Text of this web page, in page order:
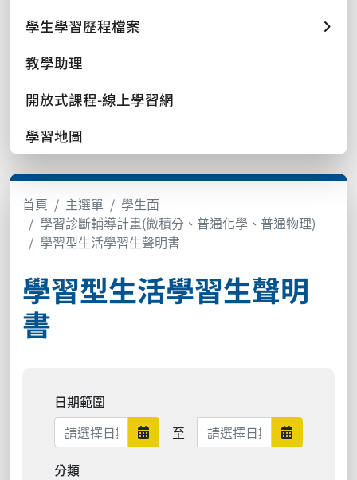
學生學習歷程檔案
教學助理
開放式課程-線上學習網
學習地圖
首頁 主選單
學生面
學習診斷輔導計畫(微積分、普通化學、普通物理)
學習型生活學習生聲明書
學習型生活學習生聲明
書
日期範圍
日期範圍開始
至 日期範圍結束 日期範圍
分類